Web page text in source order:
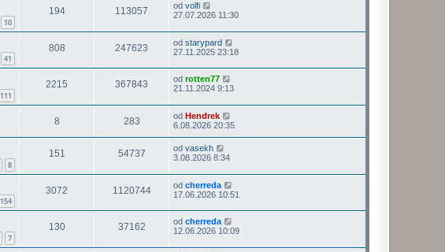
10
194 113057 od volfi
27.07.2026 11:30
41
808 247623 od starypard
27.11.2025 23:18
111
2215 367843 od rotten77
21.11.2024 9:13
8 283 od Hendrek
6.08.2026 20:35
8
151 54737 od vasekh
3.08.2026 8:34
154
3072 1120744 od cherreda
17.06.2026 10:51
7
130 37162 od cherreda
12.06.2026 10:09